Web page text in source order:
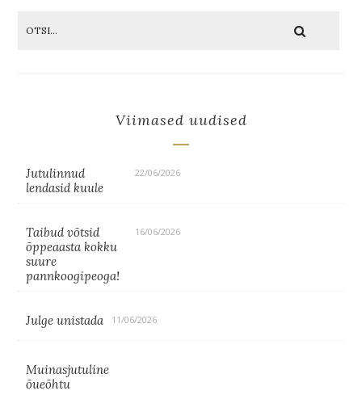
Viimased uudised
Jutulinnud
lendasid kuule
22/06/2026
Taibud võtsid
õppeaasta kokku
suure
pannkoogipeoga!
16/06/2026
Julge unistada 11/06/2026
Muinasjutuline
õueõhtu